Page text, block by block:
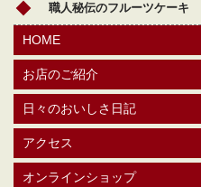
職人秘伝のフルーツケーキ
HOME
お店のご紹介
日々のおいしさ日記
アクセス
オンラインショップ